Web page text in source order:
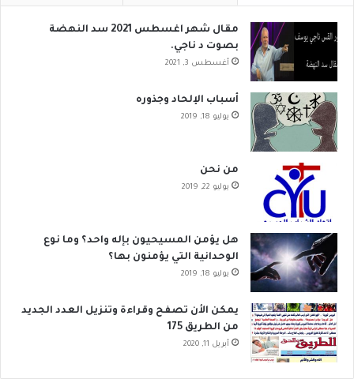
مقال شهر اغسطس 2021 سد النهضة
بصوت د ناجي.
أغسطس 3, 2021
أسباب الإلحاد وجذوره
يوليو 18, 2019
من نحن
يوليو 22, 2019
هل يؤمن المسيحيون بإله واحد؟ وما نوع
الوحدانية التي يؤمنون بها؟
يوليو 18, 2019
يمكن الأن تصفح وقراءة وتنزيل العدد الجديد
من الطريق 175
أبريل 11, 2020